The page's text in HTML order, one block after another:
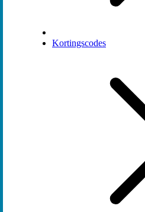
Kortingscodes